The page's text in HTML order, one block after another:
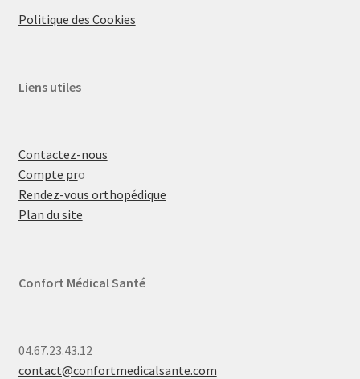
Politique des Cookies
Liens utiles
Contactez-nous
Compte pro
Rendez-vous orthopédique
Plan du site
Confort Médical Santé
04.67.23.43.12
contact@confortmedicalsante.com